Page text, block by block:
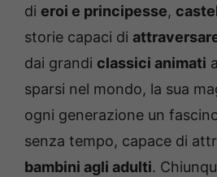
di eroi e principesse,
storie capaci di
dai grandi classici animati
sparsi nel mondo, la sua
ogni generazione un
senza tempo, capace di
bambini agli adulti.